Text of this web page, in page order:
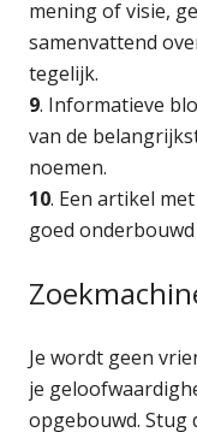
mening of visie,
samenvattend
tegelijk.
9. Informatieve
van de
noemen.
10. Een artikel
goed
Je wordt geen
je
opgebouwd. Stug